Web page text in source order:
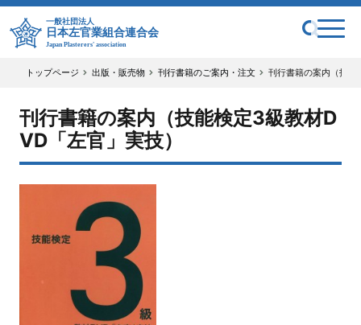
一般社団法人
日本左官業組合連合会
Japan Plasterers' association
トップページ 出版・販売物 刊行書籍のご案内・注文 刊行書籍の案内（技能
刊行書籍の案内（技能検定3級教材D
VD「左官」実技）